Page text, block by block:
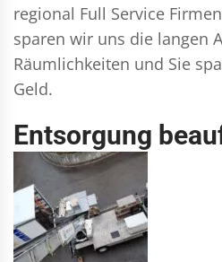
regional Full Service
sparen wir uns die langen
Räumlichkeiten und Sie
Geld.
Entsorgung